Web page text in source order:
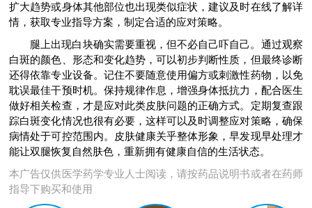
扩大趋势或身体其他部位也出现类似症状，建议及时在线了解详
情，获取专业指导方案，制定合适的应对策略。
腿上出现白块确实需要重视，但不必自己吓自己。通过观察
白斑的颜色、形态和变化趋势，可以初步判断性质，但最终诊断
还得依靠专业设备。记住不要随意使用偏方或刺激性药物，以免
耽误最佳干预时机。保持规律作息，增强身体抵抗力，配合医生
做好相关检查，才是应对此类皮肤问题的正确方式。定期复查跟
踪白斑变化情况也很有必要，这样可以及时调整应对策略，确保
病情处于可控范围内。皮肤健康关乎整体形象，早发现早处理才
能让双腿恢复自然肤色，重新拥有健康自信的生活状态。
本广告仅供医学药学专业人士阅读，请按药品说明书或者在药师
指导下购买和使用